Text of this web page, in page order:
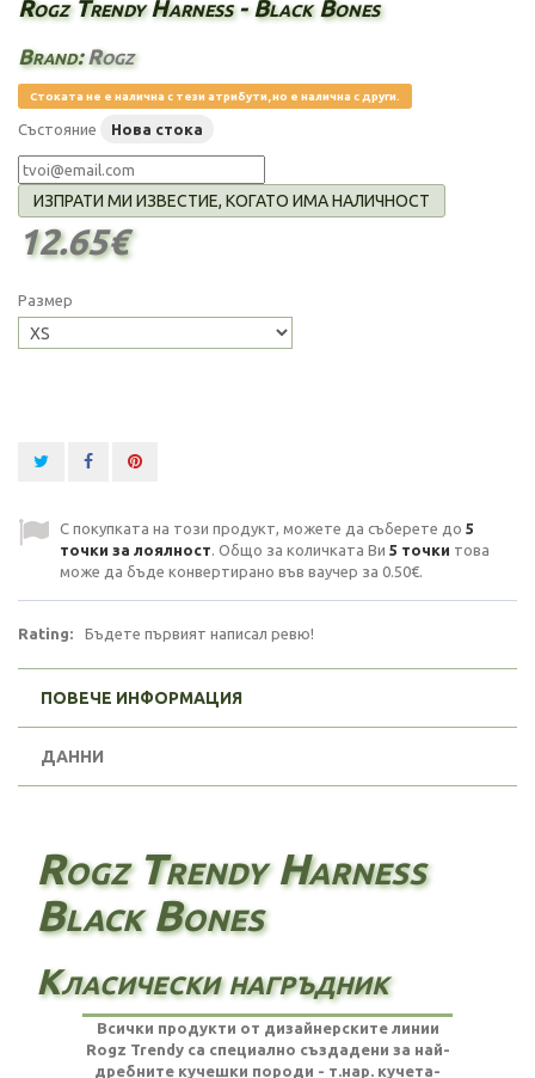
Rogz Trendy Harness - Black Bones
Brand:Rogz
Стоката не е налична с тези атрибути, но е налична с други.
Състояние Нова стока
ИЗПРАТИ МИ ИЗВЕСТИЕ, КОГАТО ИМА НАЛИЧНОСТ
12.65€
Размер
С покупката на този продукт, можете да съберете до 5
точки за лоялност. Общо за количката Ви 5 точки това
може да бъде конвертирано във ваучер за 0.50€.
Rating: Бъдете първият написал ревю!
ПОВЕЧЕ ИНФОРМАЦИЯ
ДАННИ
Rogz Trendy Harness
Black Bones
Класически нагръдник
Всички продукти от дизайнерските линии
Rogz Trendy са специално създадени за най-
дребните кучешки породи - т.нар. кучета-